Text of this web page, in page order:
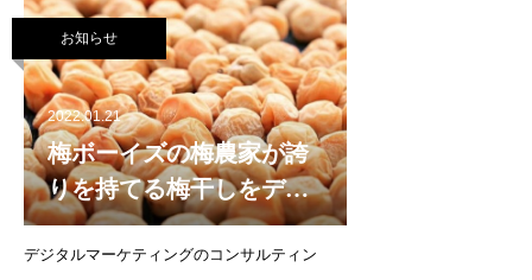
社：株式会社NEXER）で行ったデジタルマー
ケティング会社におけるアンケート調査によ
り 「デジタルマーケティング会社
お知らせ
2022.01.21
梅ボーイズの梅農家が誇
りを持てる梅干しをデジ
タルマーケティングで販
売支援開始
デジタルマーケティングのコンサルティン